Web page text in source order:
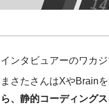
インタビュアーのワカ
まさたさんはXやBrain
ら、静的コーディング